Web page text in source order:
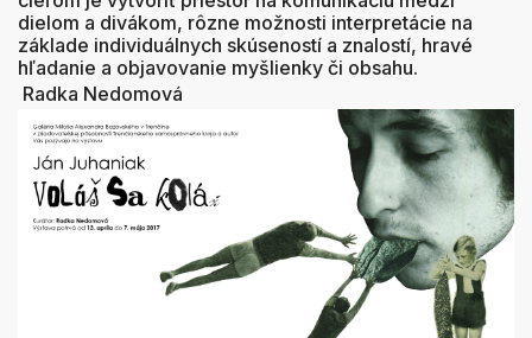
dielom a divákom, rôzne možnosti interpretácie na
základe individuálnych skúseností a znalostí, hravé
hľadanie a objavovanie myšlienky či obsahu.
Radka Nedomová